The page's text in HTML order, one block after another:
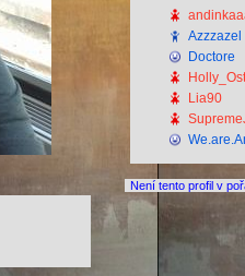
Azzzazel
Doctore
Lia90
Není tento profil v